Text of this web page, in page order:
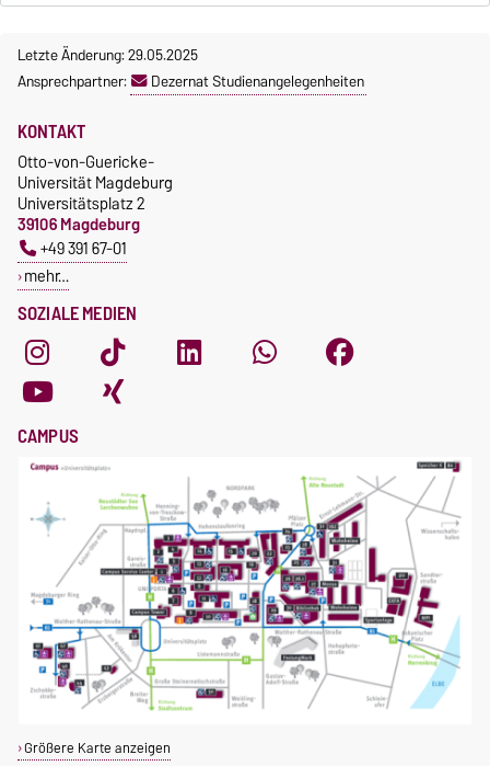
Letzte Änderung: 29.05.2025
Ansprechpartner:
Dezernat Studienangelegenheiten
SOZIALE MEDIEN
KONTAKT
Otto-von-Guericke-
Universität Magdeburg
Universitätsplatz 2
39106 Magdeburg
+49 391 67-01
mehr…
CAMPUS
Größere Karte anzeigen